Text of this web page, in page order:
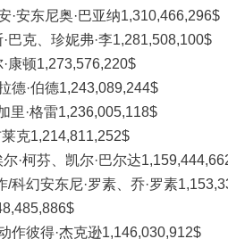
·安东尼奥·巴亚纳1,310,466,296$
巴克、珍妮弗·李1,281,508,100$
康顿1,273,576,220$
德·伯德1,243,089,244$
里·格雷1,236,005,118$
克1,214,811,252$
·柯芬、凯尔·巴尔达
幻安东尼·罗素、乔·罗素
作彼得·杰克逊1,146,030,912$